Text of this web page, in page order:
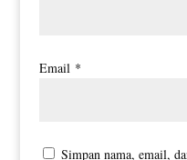
Email *
Simpan nama, email,